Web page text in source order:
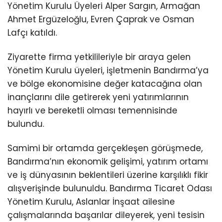
Yönetim Kurulu Üyeleri Alper Sargın, Armağan
Ahmet Ergüzeloğlu, Evren Çaprak ve Osman
Lafçı katıldı.
Ziyarette firma yetkilileriyle bir araya gelen
Yönetim Kurulu üyeleri, işletmenin Bandırma’ya
ve bölge ekonomisine değer katacağına olan
inançlarını dile getirerek yeni yatırımlarının
hayırlı ve bereketli olması temennisinde
bulundu.
Samimi bir ortamda gerçekleşen görüşmede,
Bandırma’nın ekonomik gelişimi, yatırım ortamı
ve iş dünyasının beklentileri üzerine karşılıklı fikir
alışverişinde bulunuldu. Bandırma Ticaret Odası
Yönetim Kurulu, Aslanlar İnşaat ailesine
çalışmalarında başarılar dileyerek, yeni tesisin